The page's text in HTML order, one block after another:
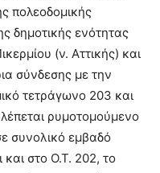
πολεοδομικής
δημοτικής ενότητας
(ν. Αττικής) και
σύνδεσης με την
τετράγωνο 203 και
ρυμοτομούμενο
συνολικό εμβαδό
και στο Ο.Τ. 202, το